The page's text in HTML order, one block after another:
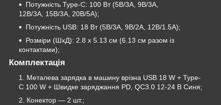
Потужність Type-C: 100 Вт (5В/3A, 9В/3A,
12В/3A, 15В/3A, 20В/5A);
Потужність USB: 18 Вт (5В/3A, 9В/2A, 12В/1.5A);
Розміри (ШхД): 2.8 х 5.13 см (6.13 см разом із
контактами);
Комплектація
Металева зарядка в машину врізна USB 18 W + Type-
C 100 W + Швидке заряджання PD, QC3.0 12-24 В Синя;
Конектор — 2 шт.;